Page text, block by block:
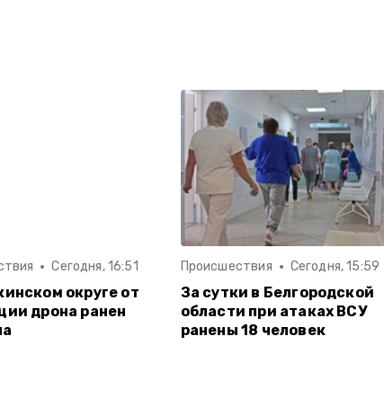
Сегодня, 16:51
округе от
дрона ранен
Происшествия Сегодня, 15:59
За сутки в Белгородской
области при атаках ВСУ
ранены 18 человек